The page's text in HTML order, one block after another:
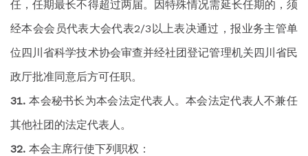
任，任期最长不得超过两届。因特殊情况需延长任期的，须
经本会会员代表大会代表2/3以上表决通过，报业务主管单
位四川省科学技术协会审查并经社团登记管理机关四川省民
政厅批准同意后方可任职。
本会秘书长为本会法定代表人。本会法定代表人不兼任
其他社团的法定代表人。
本会主席行使下列职权：